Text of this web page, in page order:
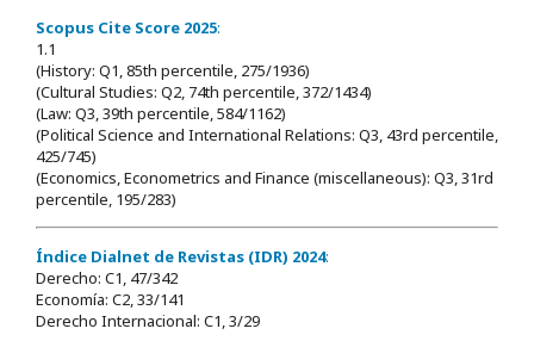
Scopus Cite Score 2025:
1.1
(History: Q1, 85th percentile, 275/1936)
(Cultural Studies: Q2, 74th percentile, 372/1434)
(Law: Q3, 39th percentile, 584/1162)
(Political Science and International Relations: Q3, 43rd percentile,
425/745)
(Economics, Econometrics and Finance (miscellaneous): Q3, 31rd
percentile, 195/283)
Índice Dialnet de Revistas (IDR) 2024:
Derecho: C1, 47/342
Economía: C2, 33/141
Derecho Internacional: C1, 3/29